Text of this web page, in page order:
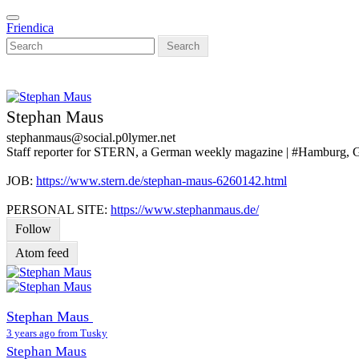
Skip
to
main
content
Toggle
navigation
Friendica
Search
Stephan Maus
stephanmaus@social.p0lymer.net
Staff reporter for STERN, a German weekly magazine | #Hamburg,
JOB: https://www.stern.de/stephan-maus-6260142.html
PERSONAL SITE: https://www.stephanmaus.de/
Follow
Atom feed
Stephan Maus
3 years ago from Tusky
Stephan Maus